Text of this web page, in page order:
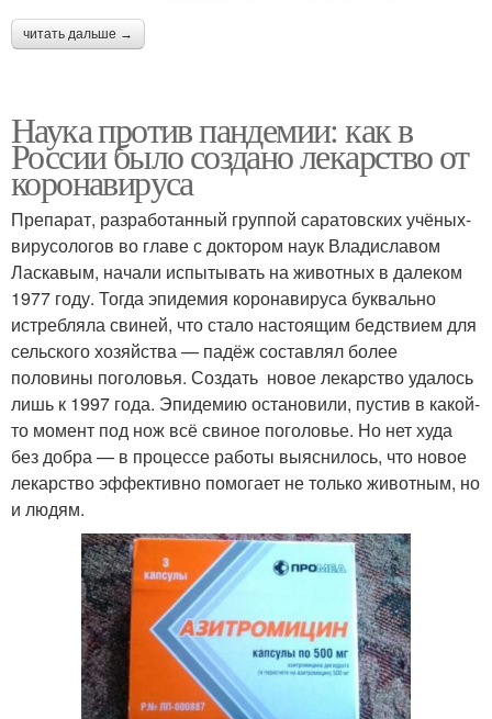
читать дальше →
Наука против пандемии: как в
России было создано лекарство от
коронавируса
Препарат, разработанный группой саратовских учёных-
вирусологов во главе с доктором наук Владиславом
Ласкавым, начали испытывать на животных в далеком
1977 году. Тогда эпидемия коронавируса буквально
истребляла свиней, что стало настоящим бедствием для
сельского хозяйства — падёж составлял более
половины поголовья. Создать новое лекарство удалось
лишь к 1997 года. Эпидемию остановили, пустив в какой-
то момент под нож всё свиное поголовье. Но нет худа
без добра — в процессе работы выяснилось, что новое
лекарство эффективно помогает не только животным, но
и людям.